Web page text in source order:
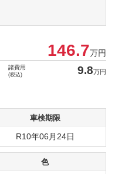
146.7万円
諸費用
(税込) 9.8万円
車検期限
R10年06月24日
色